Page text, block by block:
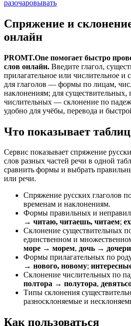
разочаровывать
Спряжение и
онлайн
PROMT.One помогает быстро
слов онлайн. Введите глагол,
прилагательное или числительное и
для глаголов — формы по лицам,
наклонениям; для существительных,
числительных — склонение по
удобно для учёбы, перевода и
Что показывает
Сервис показывает спряжение
слов разных частей речи в одной
сравнить формы и выбрать
или речи.
Спряжение русских глаголов
временам и наклонениям.
Формы правильных и
→ читаю, читаешь, читаем;
Склонение существительных
единственном и
море → морем, дочь → дочери
Формы прилагательных по
→ нового, новому;
Склонение числительных по
полтора → полутора,
Типы склонения
разносклоняемые и
Как пользоваться